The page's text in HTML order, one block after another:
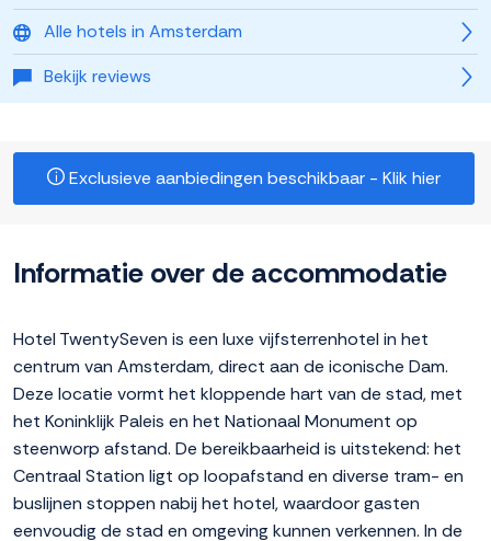
Alle hotels in Amsterdam
Bekijk reviews
Exclusieve aanbiedingen beschikbaar - Klik hier
Informatie over de accommodatie
Hotel TwentySeven is een luxe vijfsterrenhotel in het
centrum van Amsterdam, direct aan de iconische Dam.
Deze locatie vormt het kloppende hart van de stad, met
het Koninklijk Paleis en het Nationaal Monument op
steenworp afstand. De bereikbaarheid is uitstekend: het
Centraal Station ligt op loopafstand en diverse tram- en
buslijnen stoppen nabij het hotel, waardoor gasten
eenvoudig de stad en omgeving kunnen verkennen. In de